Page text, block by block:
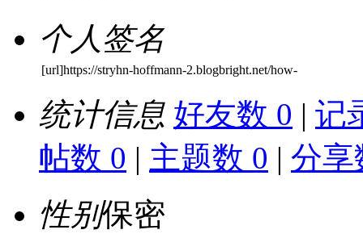
个人签名
[url]https://stryhn-hoffmann-2.blogbright.net/how-
统计信息 好友数 0 | 记
帖数 0 | 主题数 0 | 分享
性别保密